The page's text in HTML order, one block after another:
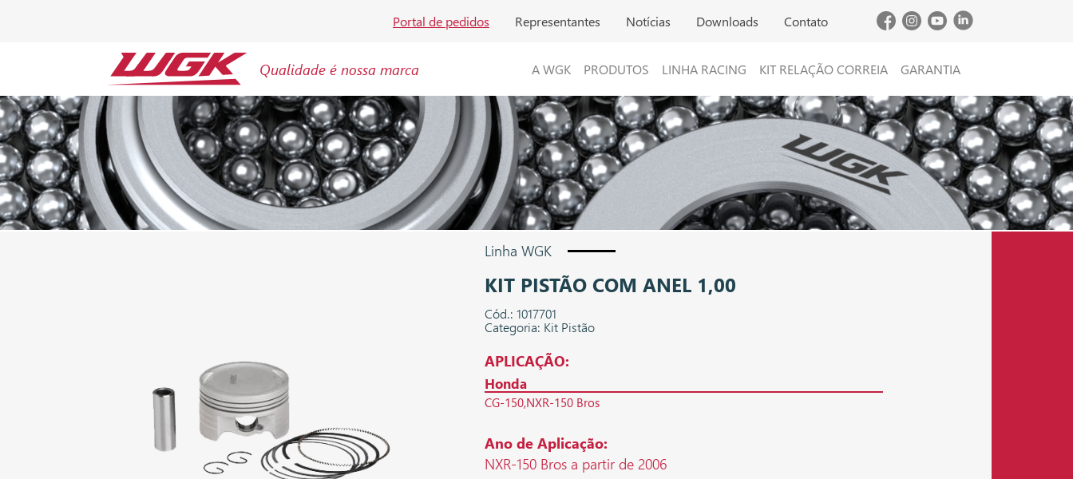
Portal de pedidos Representantes Notícias Downloads Contato
Qualidade é nossa marca A WGK PRODUTOS LINHA RACING KIT RELAÇÃO CORREIA GARANTIA
Linha WGK
KIT PISTÃO COM ANEL 1,00
Cód.: 1017701
Categoria: Kit Pistão
APLICAÇÃO:
Honda
CG-150 NXR-150 Bros
Ano de Aplicação:
NXR-150 Bros a partir de 2006